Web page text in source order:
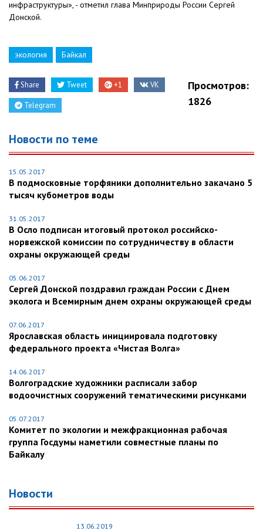
инфраструктуры», - отметил глава Минприроды России Сергей
Донской.
экология Байкал
Share Tweet +1 VK
Telegram
Просмотров:
1826
Новости по теме
15.05.2017
В подмосковные торфяники дополнительно закачано 5
тысяч кубометров воды
31.05.2017
В Осло подписан итоговый протокол российско-
норвежской комиссии по сотрудничеству в области
охраны окружающей среды
05.06.2017
Сергей Донской поздравил граждан России с Днем
эколога и Всемирным днем охраны окружающей среды
07.06.2017
Ярославская область инициировала подготовку
федерального проекта «Чистая Волга»
14.06.2017
Волгоградские художники расписали забор
водоочистных сооружений тематическими рисунками
05.07.2017
Комитет по экологии и межфракционная рабочая
группа Госдумы наметили совместные планы по
Байкалу
Новости
13.06.2019